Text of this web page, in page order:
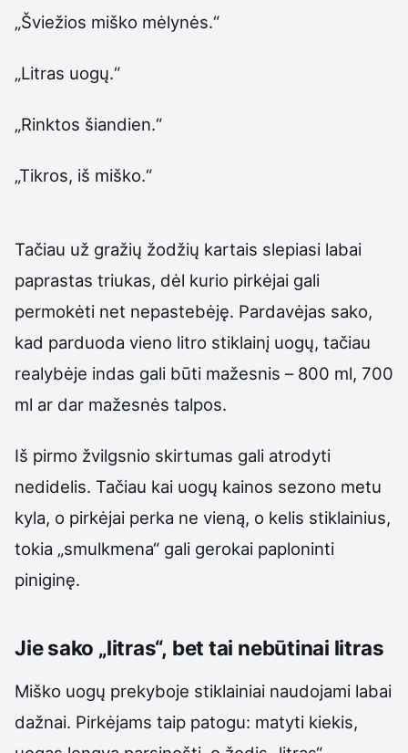
„Šviežios miško mėlynės.“
„Litras uogų.“
„Rinktos šiandien.“
„Tikros, iš miško.“
Tačiau už gražių žodžių kartais slepiasi labai
paprastas triukas, dėl kurio pirkėjai gali
permokėti net nepastebėję. Pardavėjas sako,
kad parduoda vieno litro stiklainį uogų, tačiau
realybėje indas gali būti mažesnis – 800 ml, 700
ml ar dar mažesnės talpos.
Iš pirmo žvilgsnio skirtumas gali atrodyti
nedidelis. Tačiau kai uogų kainos sezono metu
kyla, o pirkėjai perka ne vieną, o kelis stiklainius,
tokia „smulkmena“ gali gerokai paploninti
piniginę.
Jie sako „litras“, bet tai nebūtinai litras
Miško uogų prekyboje stiklainiai naudojami labai
dažnai. Pirkėjams taip patogu: matyti kiekis,